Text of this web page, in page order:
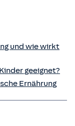
und wie wirkt
geeignet?
Ernährung